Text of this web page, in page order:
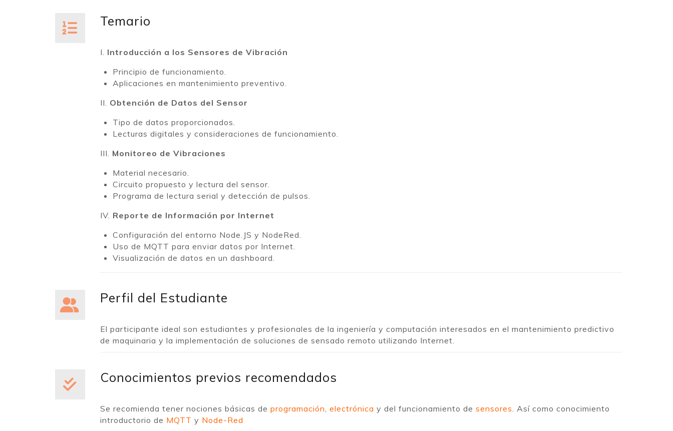
Temario
I. Introducción a los Sensores de Vibración
Principio de funcionamiento.
Aplicaciones en mantenimiento preventivo.
II. Obtención de Datos del Sensor
Tipo de datos proporcionados.
Lecturas digitales y consideraciones de funcionamiento.
III. Monitoreo de Vibraciones
Material necesario.
Circuito propuesto y lectura del sensor.
Programa de lectura serial y detección de pulsos.
IV. Reporte de Información por Internet
Configuración del entorno Node.JS y NodeRed.
Uso de MQTT para enviar datos por Internet.
Visualización de datos en un dashboard.
Perfil del Estudiante
El participante ideal son estudiantes y profesionales de la ingeniería y computación interesados en el mantenimiento predictivo
de maquinaria y la implementación de soluciones de sensado remoto utilizando Internet.
Conocimientos previos recomendados
Se recomienda tener nociones básicas de programación electrónica y del funcionamiento de sensores . Así como conocimiento
introductorio de MQTT y Node-Red